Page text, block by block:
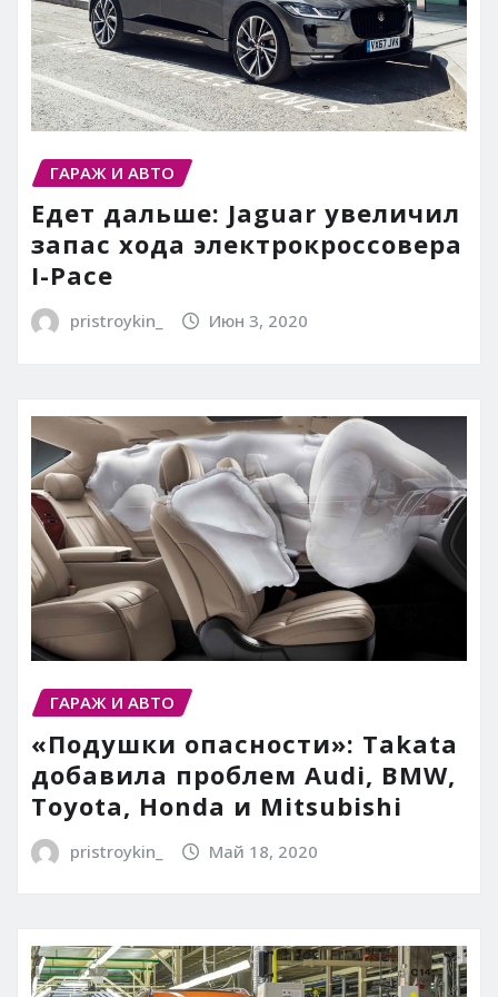
ГАРАЖ И АВТО
Едет дальше: Jaguar увеличил
запас хода электрокроссовера
I-Pace
pristroykin_ Июн 3, 2020
ГАРАЖ И АВТО
«Подушки опасности»: Takata
добавила проблем Audi, BMW,
Toyota, Honda и Mitsubishi
pristroykin_ Май 18, 2020